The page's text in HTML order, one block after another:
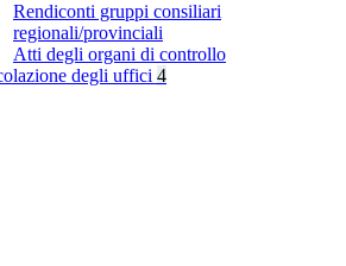
Rendiconti gruppi consiliari
regionali/provinciali
Atti degli organi di controllo
degli uffici 4